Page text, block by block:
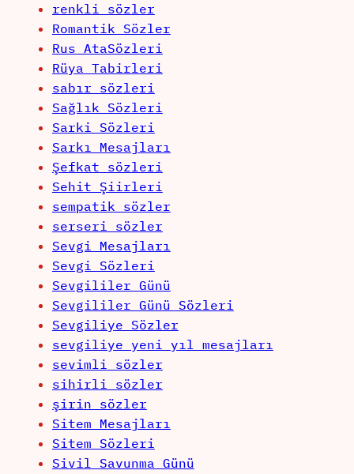
renkli sözler
Romantik Sözler
Rus AtaSözleri
Rüya Tabirleri
sabır sözleri
Sağlık Sözleri
Sarki Sözleri
Sarkı Mesajları
Şefkat sözleri
Sehit Şiirleri
sempatik sözler
serseri sözler
Sevgi Mesajları
Sevgi Sözleri
Sevgililer Günü
Sevgililer Günü Sözleri
Sevgiliye Sözler
sevgiliye yeni yıl mesajları
sevimli sözler
sihirli sözler
şirin sözler
Sitem Mesajları
Sitem Sözleri
Sivil Savunma Günü